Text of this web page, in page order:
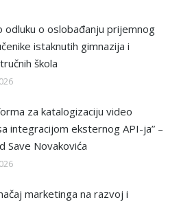
odluku o oslobađanju prijemnog
istaknutih gimnazija i
škola
za katalogizaciju video
integracijom eksternog API-ja” –
Save Novakovića
marketinga na razvoj i